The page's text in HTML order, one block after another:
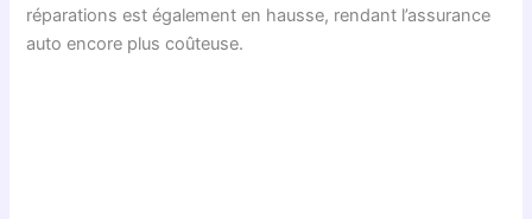
réparations est également en hausse, rendant l’assurance
auto encore plus coûteuse.